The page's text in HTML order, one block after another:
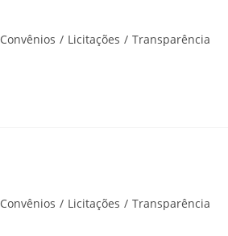
Convênios / Licitações / Transparência
Convênios / Licitações / Transparência